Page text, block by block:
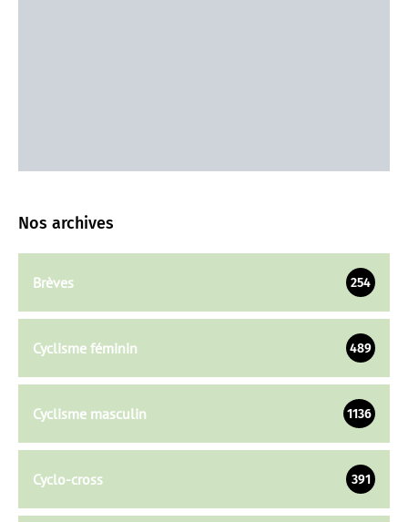
Nos archives
Brèves 254
Cyclisme féminin 489
Cyclisme masculin 1136
Cyclo-cross 391